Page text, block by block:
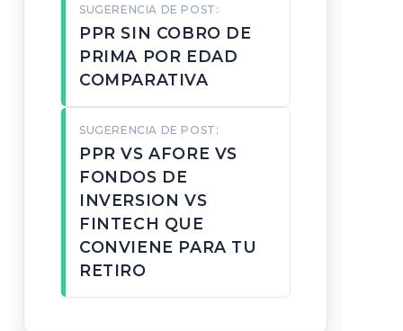
SUGERENCIA DE POST:
PPR SIN COBRO DE
PRIMA POR EDAD
COMPARATIVA
SUGERENCIA DE POST:
PPR VS AFORE VS
FONDOS DE
INVERSION VS
FINTECH QUE
CONVIENE PARA TU
RETIRO